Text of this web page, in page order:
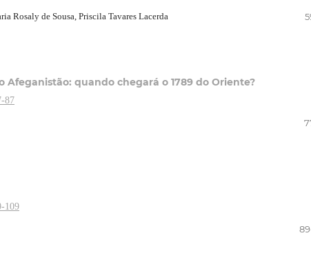
Rosaly de Sousa, Priscila Tavares Lacerda
quando chegará o 1789 do Oriente?
87
109